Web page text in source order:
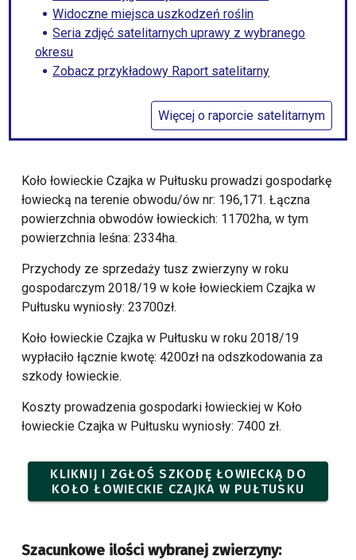
Widoczne miejsca uszkodzeń roślin
Seria zdjęć satelitarnych uprawy z wybranego
okresu
Zobacz przykładowy Raport satelitarny
Więcej o raporcie satelitarnym
Koło łowieckie Czajka w Pułtusku prowadzi gospodarkę
łowiecką na terenie obwodu/ów nr: 196,171. Łączna
powierzchnia obwodów łowieckich: 11702ha, w tym
powierzchnia leśna: 2334ha.
Przychody ze sprzedaży tusz zwierzyny w roku
gospodarczym 2018/19 w kołe łowieckiem Czajka w
Pułtusku wyniosły: 23700zł.
Koło łowieckie Czajka w Pułtusku w roku 2018/19
wypłaciło łącznie kwotę: 4200zł na odszkodowania za
szkody łowieckie.
Koszty prowadzenia gospodarki łowieckiej w Koło
łowieckie Czajka w Pułtusku wyniosły: 7400 zł.
KLIKNIJ I ZGŁOŚ SZKODĘ ŁOWIECKĄ DO
KOŁO ŁOWIECKIE CZAJKA W PUŁTUSKU
Szacunkowe ilości wybranej zwierzyny: